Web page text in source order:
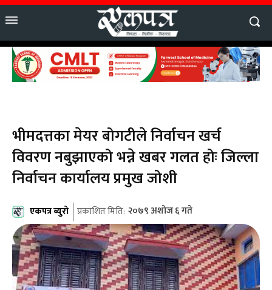
भीमदत्तका मेयर बोगटीले निर्वाचन खर्च
विवरण नबुझाएको भन्ने खबर गलत होः जिल्ला
निर्वाचन कार्यालय प्रमुख जोशी
एकपत्र ब्युरो प्रकाशित मिति: २०७९ अशोज ६ गते